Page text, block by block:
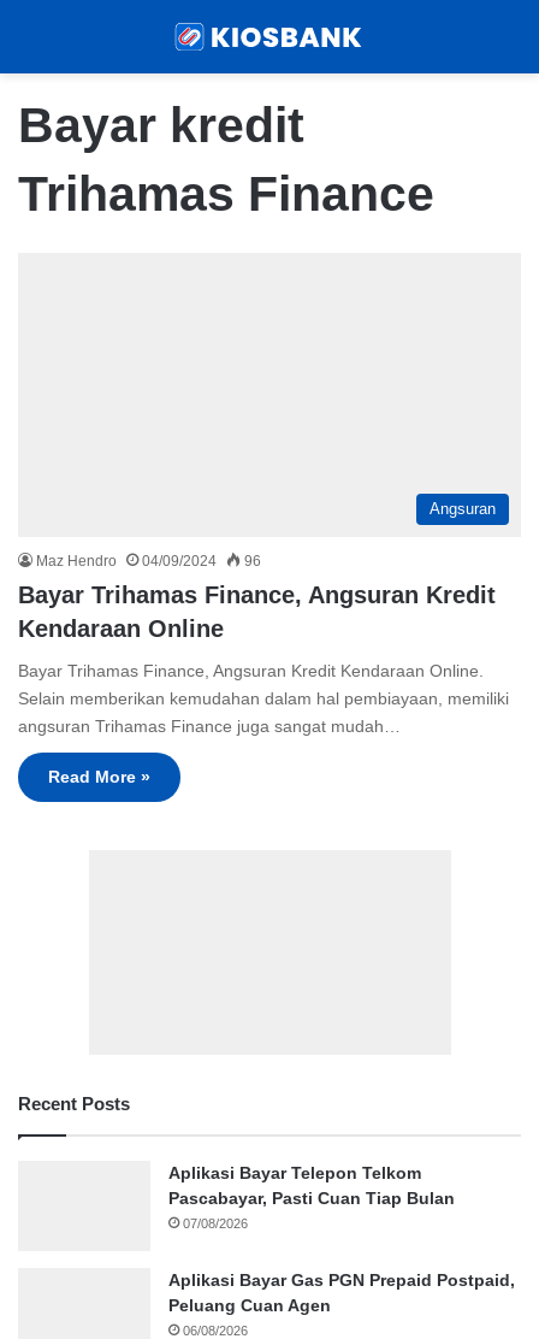
Bayar kredit
Trihamas Finance
Angsuran
Maz Hendro 04/09/2024 96
Bayar Trihamas Finance, Angsuran Kredit
Kendaraan Online
Bayar Trihamas Finance, Angsuran Kredit Kendaraan Online.
Selain memberikan kemudahan dalam hal pembiayaan, memiliki
angsuran Trihamas Finance juga sangat mudah…
Read More »
Recent Posts
Aplikasi Bayar Telepon Telkom
Pascabayar, Pasti Cuan Tiap Bulan
07/08/2026
Aplikasi Bayar Gas PGN Prepaid Postpaid,
Peluang Cuan Agen
06/08/2026